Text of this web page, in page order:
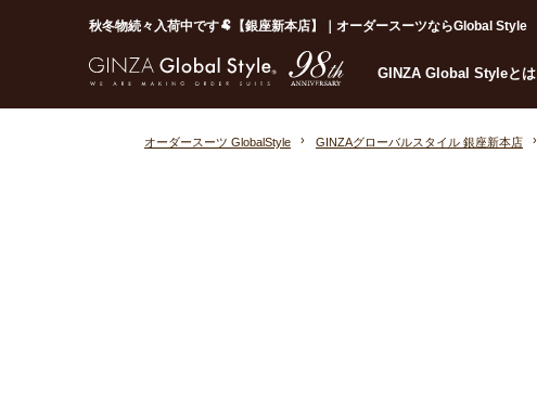
秋冬物続々入荷中です🐏【銀座新本店】｜オーダースーツならGlobal Style
GINZA Global Styleとは
オーダースーツ GlobalStyle GINZAグローバルスタイル 銀座新本店